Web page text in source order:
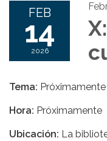
FEB
14
2026
Tema: Próximamente
Hora: Próximamente
Ubicación: La